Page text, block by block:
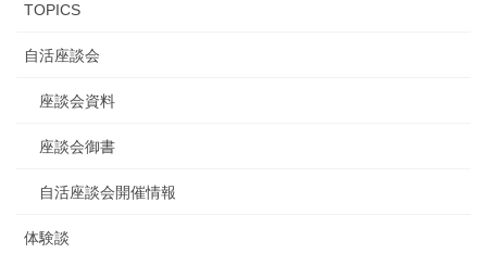
TOPICS
自活座談会
座談会資料
座談会御書
自活座談会開催情報
体験談